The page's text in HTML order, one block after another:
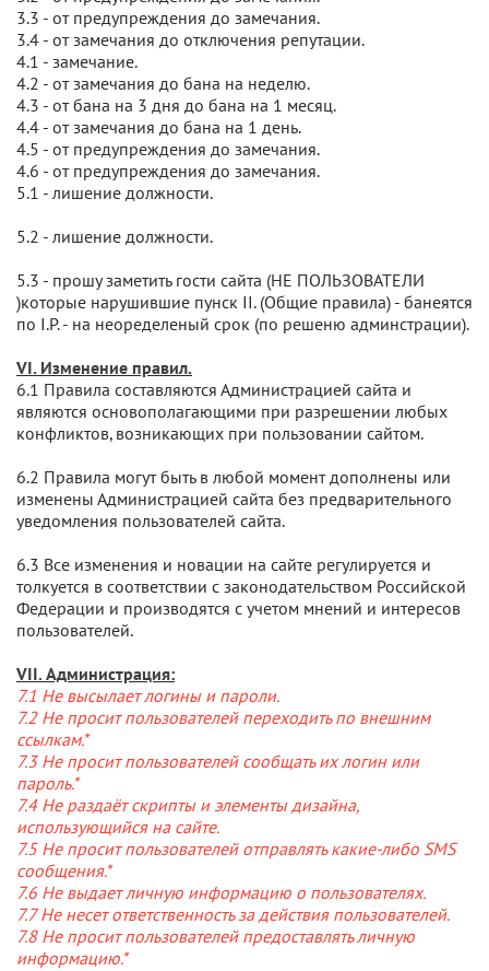
3.3 - от предупреждения до замечания.
3.4 - от замечания до отключения репутации.
4.1 - замечание.
4.2 - от замечания до бана на неделю.
4.3 - от бана на 3 дня до бана на 1 месяц.
4.4 - от замечания до бана на 1 день.
4.5 - от предупреждения до замечания.
4.6 - от предупреждения до замечания.
5.1 - лишение должности.
5.2 - лишение должности.
5.3 - прошу заметить гости сайта (НЕ ПОЛЬЗОВАТЕЛИ
)которые нарушившие пунск II. (Общие правила) - банеятся
по I.P. - на неоределеный срок (по решеню админстрации).
VI. Изменение правил.
6.1 Правила составляются Администрацией сайта и
являются основополагающими при разрешении любых
конфликтов, возникающих при пользовании сайтом.
6.2 Правила могут быть в любой момент дополнены или
изменены Администрацией сайта без предварительного
уведомления пользователей сайта.
6.3 Все изменения и новации на сайте регулируется и
толкуется в соответствии с законодательством Российской
Федерации и производятся с учетом мнений и интересов
пользователей.
VII. Администрация:
7.1 Не высылает логины и пароли.
7.2 Не просит пользователей переходить по внешним
ссылкам.*
7.3 Не просит пользователей сообщать их логин или
пароль.*
7.4 Не раздаёт скрипты и элементы дизайна,
использующийся на сайте.
7.5 Не просит пользователей отправлять какие-либо SMS
сообщения.*
7.6 Не выдает личную информацию о пользователях.
7.7 Не несет ответственность за действия пользователей.
7.8 Не просит пользователей предоставлять личную
информацию.*